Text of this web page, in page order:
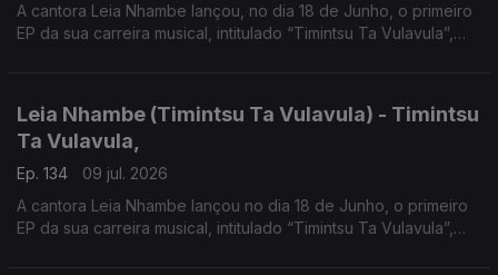
A cantora Leia Nhambe lançou, no dia 18 de Junho, o primeiro
EP da sua carreira musical, intitulado “Timintsu Ta Vulavula”,
Leia Nhambe (Timintsu Ta Vulavula) - Timintsu
Ta Vulavula,
Ep. 134
09 jul. 2026
A cantora Leia Nhambe lançou no dia 18 de Junho, o primeiro
EP da sua carreira musical, intitulado “Timintsu Ta Vulavula”,